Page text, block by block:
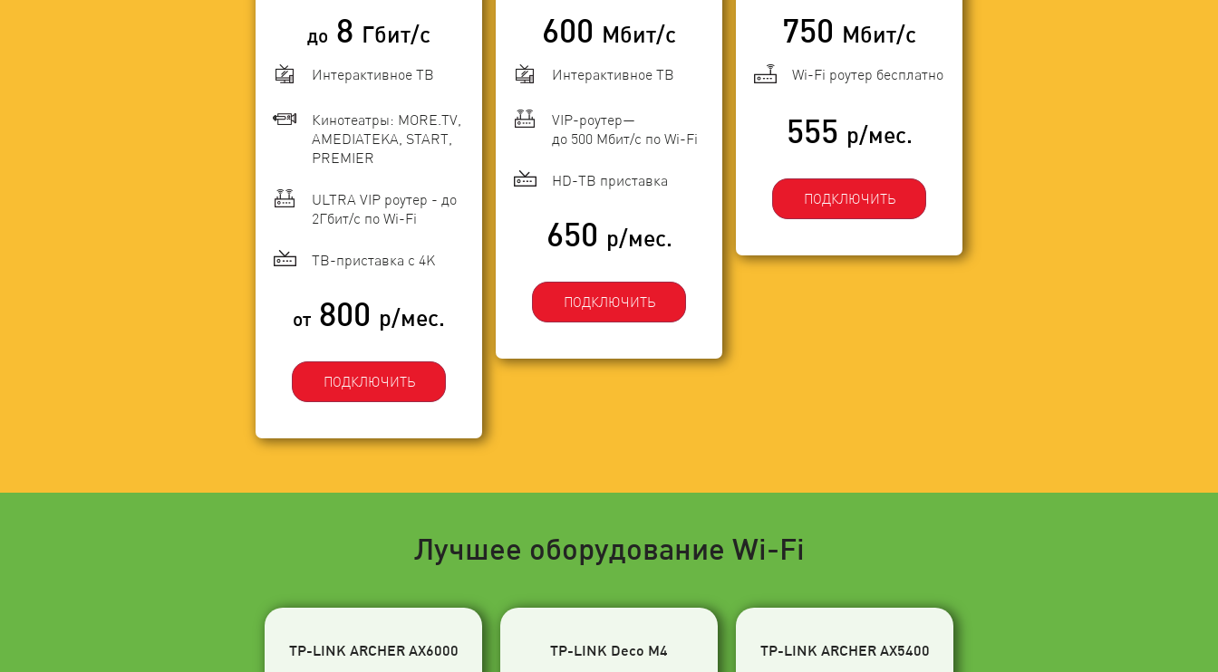
до 8 Гбит/с
Интерактивное ТВ
Кинотеатры: MORE.TV,
AMEDIATEKA, START,
PREMIER
ULTRA VIP роутер - до
2Гбит/c по Wi-Fi
ТВ-приставка с 4K
от 800 р/мес.
ПОДКЛЮЧИТЬ
600 Мбит/с
Интерактивное ТВ
VIP-роутер—
до 500 Мбит/с по Wi-Fi
HD-ТВ приставка
650 р/мес.
ПОДКЛЮЧИТЬ
750 Мбит/с
Wi-Fi роутер бесплатно
555 р/мес.
ПОДКЛЮЧИТЬ
Лучшее оборудование Wi-Fi
TP-LINK ARCHER AX6000 TP-LINK Deco M4 TP-LINK ARCHER AX5400